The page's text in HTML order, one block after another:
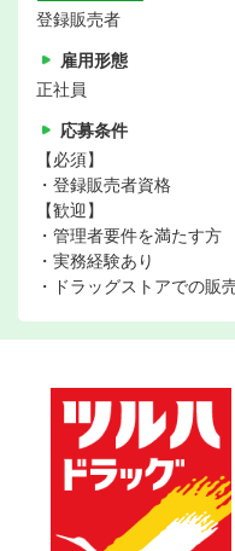
登録販売者
雇用形態
正社員
応募条件
【必須】
・登録販売者資格
【歓迎】
・管理者要件を満たす方
・実務経験あり
・ドラッグストアでの販